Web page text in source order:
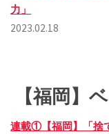
力」
2023.02.18
【福岡】
連載①【福岡】「捨